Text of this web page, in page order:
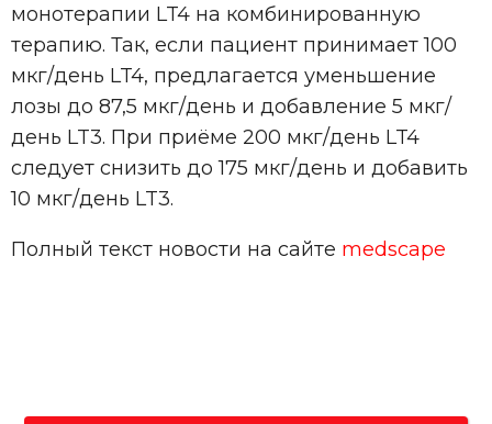
монотерапии LT4 на комбинированную
терапию. Так, если пациент принимает 100
мкг/день LT4, предлагается уменьшение
лозы до 87,5 мкг/день и добавление 5 мкг/
день LT3. При приёме 200 мкг/день LT4
следует снизить до 175 мкг/день и добавить
10 мкг/день LT3.
Полный текст новости на сайте medscape